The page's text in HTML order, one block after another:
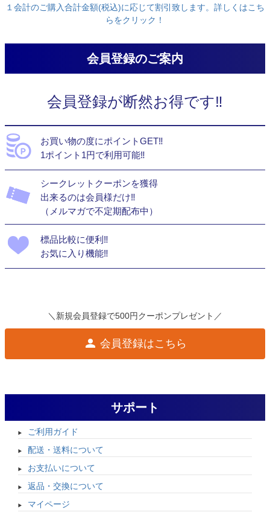
１会計のご購入合計金額(税込)に応じて割引致します。詳しくはこち
らをクリック！
会員登録のご案内
会員登録が断然お得です‼
お買い物の度にポイントGET‼
1ポイント1円で利用可能‼
シークレットクーポンを獲得
出来るのは会員様だけ‼
（メルマガで不定期配布中）
標品比較に便利‼
お気に入り機能‼
＼新規会員登録で500円クーポンプレゼント／
会員登録はこちら
サポート
ご利用ガイド
配送・送料について
お支払いについて
返品・交換について
マイページ